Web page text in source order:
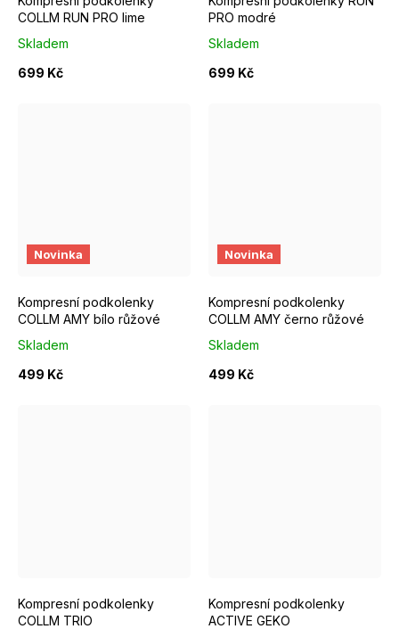
COLLM RUN PRO lime
Skladem
699 Kč
PRO modré
Skladem
699 Kč
Novinka
Kompresní podkolenky
COLLM AMY bílo růžové
Skladem
499 Kč
S/M EUR 37-39 M/L EUR 40-42
Novinka
Kompresní podkolenky
COLLM AMY černo růžové
Skladem
499 Kč
S/M EUR 37-39
Kompresní podkolenky
COLLM TRIO
Kompresní podkolenky
ACTIVE GEKO